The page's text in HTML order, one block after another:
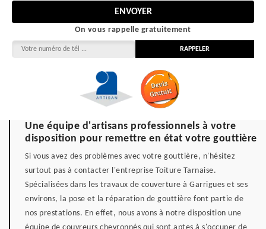
On vous rappelle gratuitement
Une équipe d'artisans professionnels à votre
disposition pour remettre en état votre gouttière
Si vous avez des problèmes avec votre gouttière, n'hésitez
surtout pas à contacter l'entreprise Toiture Tarnaise.
Spécialisées dans les travaux de couverture à Garrigues et ses
environs, la pose et la réparation de gouttière font partie de
nos prestations. En effet, nous avons à notre disposition une